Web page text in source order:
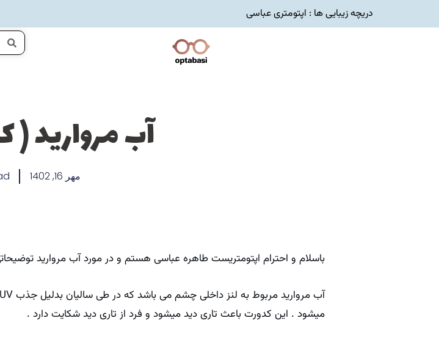
دریچه زیبایی ها : اپتومتری عباسی
جستجو
آب مروارید (
مهر 16, 1402
باسلام و احترام اپتومتریست طاهره عباسی هستم و در مورد آب مروارید
میشود . این کدورت باعث تاری دید میشود و فرد از تاری دید شکایت دارد .